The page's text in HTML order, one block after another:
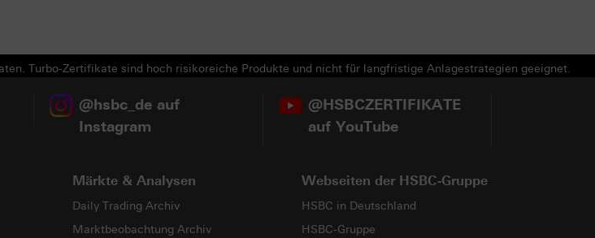
Turbo-Zertifikate sind hoch risikoreiche Produkte und nicht für langfristige Anlagestrategien geeignet.
@hsbc_de auf
Instagram
@HSBCZERTIFIKATE
auf YouTube
Märkte & Analysen
Daily Trading Archiv
Marktbeobachtung Archiv
Webseiten der HSBC-Gruppe
HSBC in Deutschland
HSBC-Gruppe